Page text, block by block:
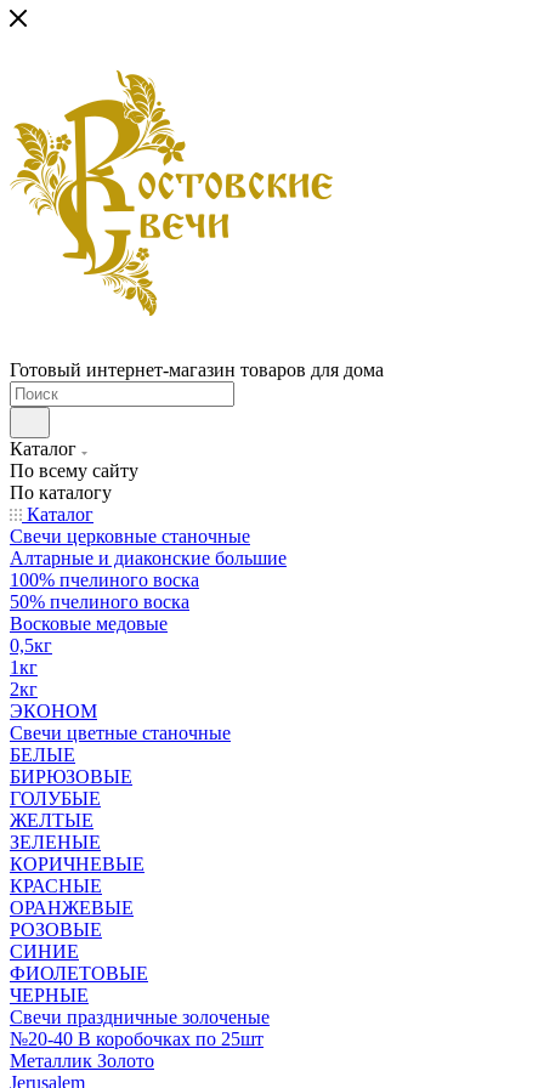
Готовый интернет-магазин товаров для дома
Каталог
По всему сайту
По каталогу
Каталог
Свечи церковные станочные
Алтарные и диаконские большие
100% пчелиного воска
50% пчелиного воска
Восковые медовые
0,5кг
1кг
2кг
ЭКОНОМ
Свечи цветные станочные
БЕЛЫЕ
БИРЮЗОВЫЕ
ГОЛУБЫЕ
ЖЕЛТЫЕ
ЗЕЛЕНЫЕ
КОРИЧНЕВЫЕ
КРАСНЫЕ
ОРАНЖЕВЫЕ
РОЗОВЫЕ
СИНИЕ
ФИОЛЕТОВЫЕ
ЧЕРНЫЕ
Свечи праздничные золоченые
№20-40 В коробочках по 25шт
Металлик Золото
Jerusalem